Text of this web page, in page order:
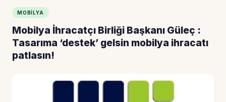
MOBILYA
Mobilya İhracatçı Birliği Başkanı Güleç :
Tasarıma ‘destek’ gelsin mobilya ihracatı
patlasın!